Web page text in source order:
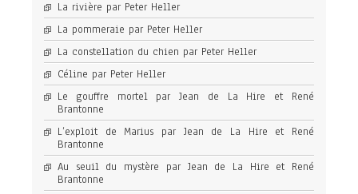
La rivière par Peter Heller
La pommeraie par Peter Heller
La constellation du chien par Peter Heller
Céline par Peter Heller
Le gouffre mortel par Jean de La Hire et René
Brantonne
L’exploit de Marius par Jean de La Hire et René
Brantonne
Au seuil du mystère par Jean de La Hire et René
Brantonne